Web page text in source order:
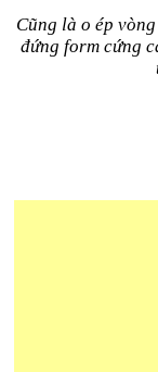
Cũng là o ép
đứng form cứng